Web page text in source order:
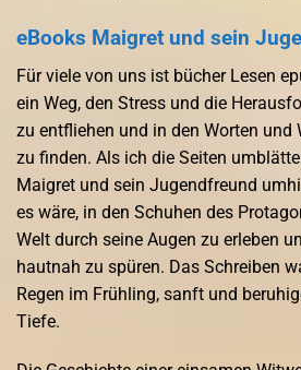
eBooks Maigret und sein
Für viele von uns ist bücher Lesen
ein Weg, den Stress und die
zu entfliehen und in den Worten und
zu finden. Als ich die Seiten
Maigret und sein Jugendfreund
es wäre, in den Schuhen des
Welt durch seine Augen zu erleben
hautnah zu spüren. Das Schreiben
Regen im Frühling, sanft und
Tiefe.